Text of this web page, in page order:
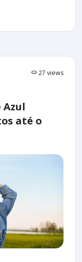
27 views
até o